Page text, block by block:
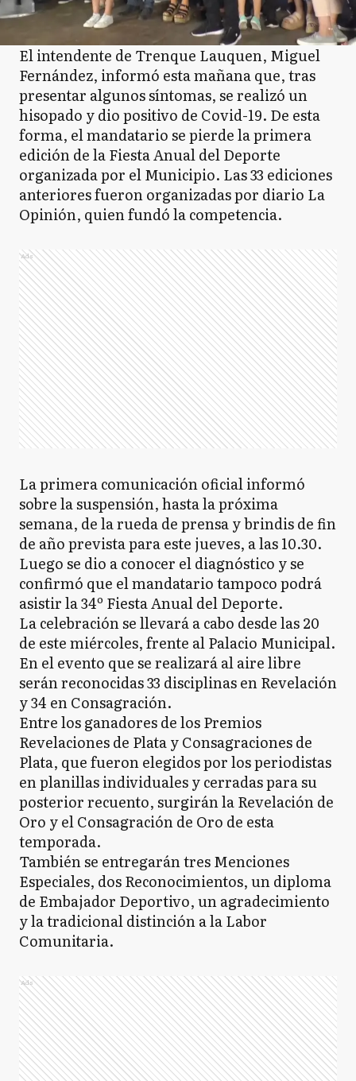
El intendente de Trenque Lauquen, Miguel
Fernández, informó esta mañana que, tras
presentar algunos síntomas, se realizó un
hisopado y dio positivo de Covid-19. De esta
forma, el mandatario se pierde la primera
edición de la Fiesta Anual del Deporte
organizada por el Municipio. Las 33 ediciones
anteriores fueron organizadas por diario La
Opinión, quien fundó la competencia.
Ads
La primera comunicación oficial informó
sobre la suspensión, hasta la próxima
semana, de la rueda de prensa y brindis de fin
de año prevista para este jueves, a las 10.30.
Luego se dio a conocer el diagnóstico y se
confirmó que el mandatario tampoco podrá
asistir la 34º Fiesta Anual del Deporte.
La celebración se llevará a cabo desde las 20
de este miércoles, frente al Palacio Municipal.
En el evento que se realizará al aire libre
serán reconocidas 33 disciplinas en Revelación
y 34 en Consagración.
Entre los ganadores de los Premios
Revelaciones de Plata y Consagraciones de
Plata, que fueron elegidos por los periodistas
en planillas individuales y cerradas para su
posterior recuento, surgirán la Revelación de
Oro y el Consagración de Oro de esta
temporada.
También se entregarán tres Menciones
Especiales, dos Reconocimientos, un diploma
de Embajador Deportivo, un agradecimiento
y la tradicional distinción a la Labor
Comunitaria.
Ads